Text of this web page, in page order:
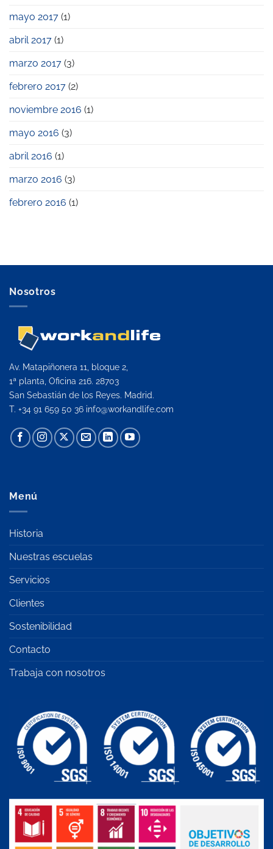
mayo 2017 (1)
abril 2017 (1)
marzo 2017 (3)
febrero 2017 (2)
noviembre 2016 (1)
mayo 2016 (3)
abril 2016 (1)
marzo 2016 (3)
febrero 2016 (1)
Nosotros
Av. Matapiñonera 11, bloque 2,
1ª planta, Oficina 216. 28703
San Sebastián de los Reyes. Madrid.
T. +34 91 659 50 36 info@workandlife.com
Menú
Historia
Nuestras escuelas
Servicios
Clientes
Sostenibilidad
Contacto
Trabaja con nosotros